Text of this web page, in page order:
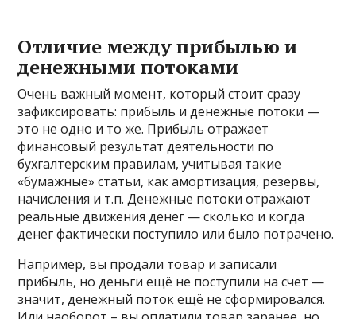
Отличие между прибылью и
денежными потоками
Очень важный момент, который стоит сразу
зафиксировать: прибыль и денежные потоки —
это не одно и то же. Прибыль отражает
финансовый результат деятельности по
бухгалтерским правилам, учитывая такие
«бумажные» статьи, как амортизация, резервы,
начисления и т.п. Денежные потоки отражают
реальные движения денег — сколько и когда
денег фактически поступило или было потрачено.
Например, вы продали товар и записали
прибыль, но деньги ещё не поступили на счет —
значит, денежный поток ещё не сформировался.